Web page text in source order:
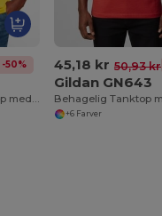
-50%
TEXAS Slim-fit tanktop med ribbet single jersey i krave og ærmegab
45,18 kr 50,93 kr
Gildan GN643
+6 Farver